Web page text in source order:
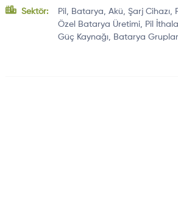
Sektör:
Pil, Batarya, Akü, Şarj Cihazı,
Özel Batarya Üretimi, Pil
Güç Kaynağı, Batarya